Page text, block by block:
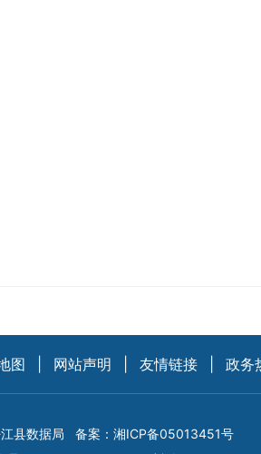
图 网站声明 友情链接 政务
县数据局 备案： 湘ICP备05013451号